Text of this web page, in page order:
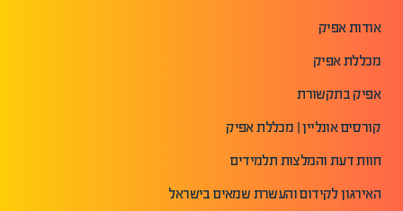
אודות אפיק
מכללת אפיק
אפיק בתקשורת
קורסים אונליין | מכללת אפיק
חוות דעת והמלצות תלמידים
האירגון לקידום והעשרת שמאים בישראל